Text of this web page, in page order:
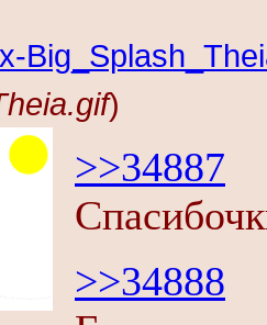
)
>>34887
>>34888